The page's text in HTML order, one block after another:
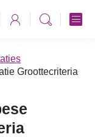
Groottecriteria